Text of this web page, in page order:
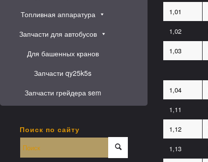
Топливная аппаратура
Запчасти для автобусов
Для башенных кранов
Запчасти qy25k5s
Запчасти грейдера sem
Поиск по сайту
1,01
1,02
1,03
1,04
1,11
1,12
1,13